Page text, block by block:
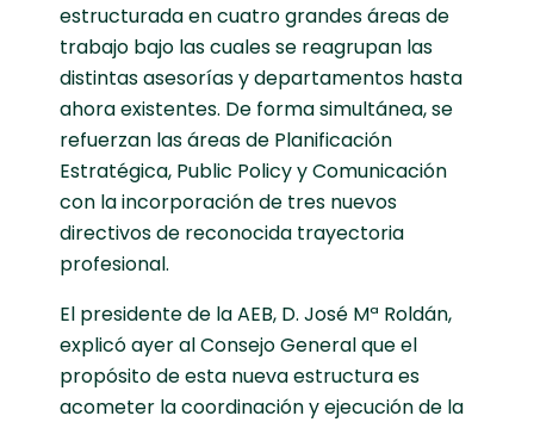
estructurada en cuatro grandes áreas de
trabajo bajo las cuales se reagrupan las
distintas asesorías y departamentos hasta
ahora existentes. De forma simultánea, se
refuerzan las áreas de Planificación
Estratégica, Public Policy y Comunicación
con la incorporación de tres nuevos
directivos de reconocida trayectoria
profesional.
El presidente de la AEB, D. José Mª Roldán,
explicó ayer al Consejo General que el
propósito de esta nueva estructura es
acometer la coordinación y ejecución de la